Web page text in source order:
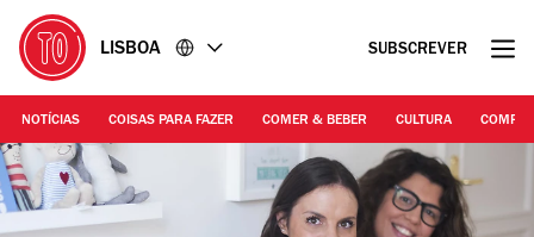
LISBOA SUBSCREVER
NOTÍCIAS COISAS PARA FAZER COMER & BEBER CULTURA